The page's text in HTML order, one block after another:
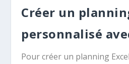
Créer un
personnalisé
Pour créer un planning